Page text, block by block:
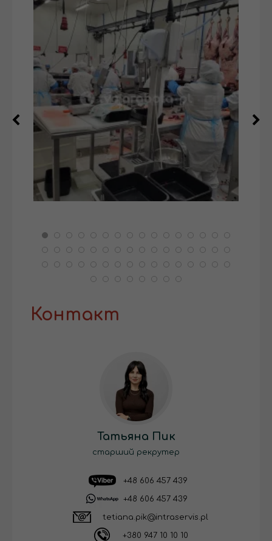
Контакт
Татьяна Пик
старший рекрутер
+48 606 457 439
+48 606 457 439
tetiana.pik@intraservis.pl
+380 947 10 10 10